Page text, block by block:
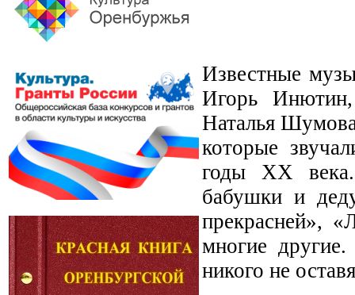
Известные
Игорь
Наталья
которые
годы ХХ
бабушки и
прекрасней»,
многие
никого не